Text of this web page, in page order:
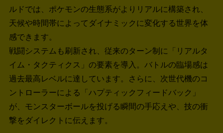
ルドでは、ポケモンの生態系がよりリアルに構築され、
天候や時間帯によってダイナミックに変化する世界を体
感できます。
戦闘システムも刷新され、従来のターン制に「リアルタ
イム・タクティクス」の要素を導入。バトルの臨場感は
過去最高レベルに達しています。さらに、次世代機のコ
ントローラーによる「ハプティックフィードバック」
が、モンスターボールを投げる瞬間の手応えや、技の衝
撃をダイレクトに伝えます。